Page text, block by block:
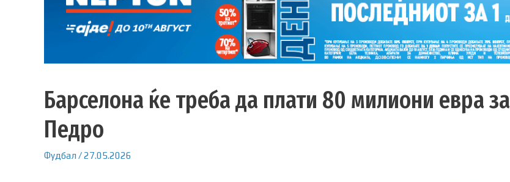
Барселона ќе треба да плати 80 милиони евра за
Педро
Фудбал /27.05.2026